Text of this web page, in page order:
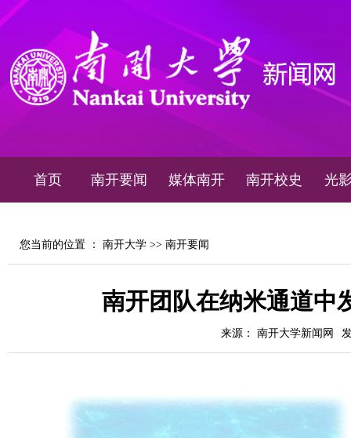
首页 南开要闻 媒体南开 南开校史 光
您当前的位置 ： 南开大学 >> 南开要闻
南开团队在纳米通道中
来源： 南开大学新闻网